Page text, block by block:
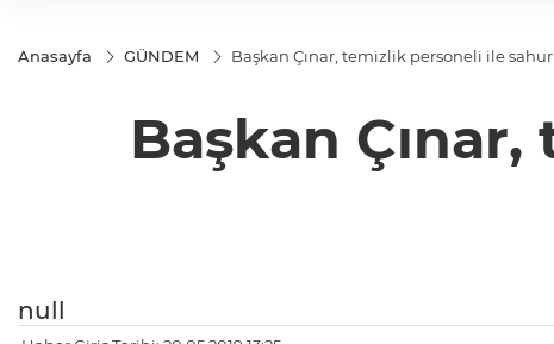
Anasayfa GÜNDEM Başkan Çınar, temizlik personeli ile sahur
Başkan
null